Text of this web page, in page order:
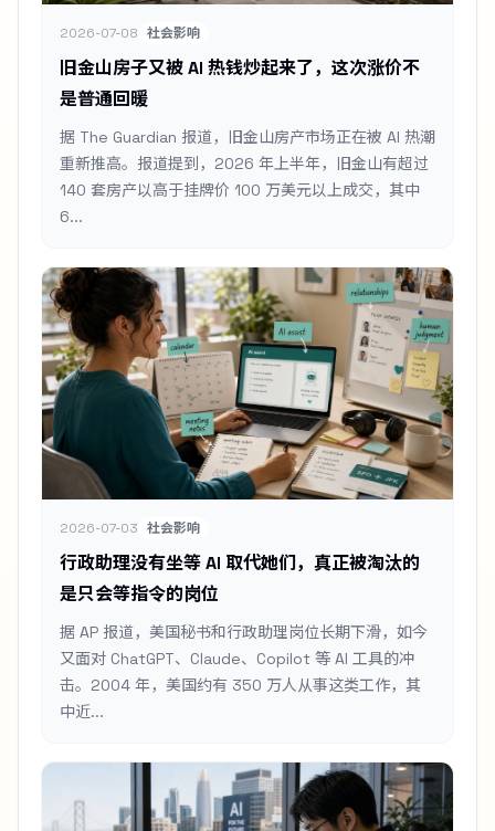
2026-07-08 社会影响
旧金山房子又被 AI 热钱炒起来了，这次涨价不
是普通回暖
据 The Guardian 报道，旧金山房产市场正在被 AI 热潮
重新推高。报道提到，2026 年上半年，旧金山有超过
140 套房产以高于挂牌价 100 万美元以上成交，其中
6...
2026-07-03 社会影响
行政助理没有坐等 AI 取代她们，真正被淘汰的
是只会等指令的岗位
据 AP 报道，美国秘书和行政助理岗位长期下滑，如今
又面对 ChatGPT、Claude、Copilot 等 AI 工具的冲
击。2004 年，美国约有 350 万人从事这类工作，其
中近...